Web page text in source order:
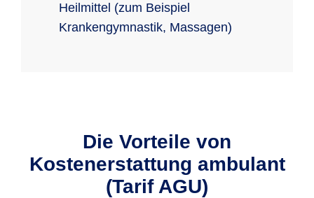
Heilmittel (zum Beispiel
Krankengymnastik, Massagen)
Die Vorteile von
Kostenerstattung ambulant
(Tarif AGU)